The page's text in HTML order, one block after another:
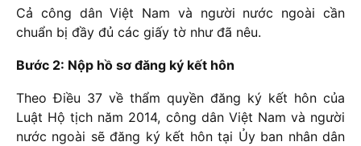
Cả công dân Việt Nam và người nước ngoài cần
chuẩn bị đầy đủ các giấy tờ như đã nêu.
Bước 2: Nộp hồ sơ đăng ký kết hôn
Theo Điều 37 về thẩm quyền đăng ký kết hôn của
Luật Hộ tịch năm 2014, công dân Việt Nam và người
nước ngoài sẽ đăng ký kết hôn tại Ủy ban nhân dân